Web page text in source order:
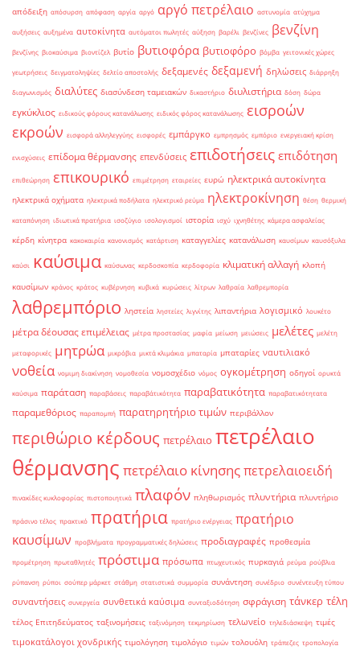
απόδειξη απόσυρση απόφαση αργία αργό αργό πετρέλαιο αστυνομία ατύχημα
αυξήσεις αυξημένα αυτοκίνητα αυτόματοι πωλητές αύξηση βαρέλι βενζίνες βενζίνη
βενζίνης βιοκαύσιμα βιοντίζελ βυτίο βυτιοφόρα βυτιοφόρο βόμβα γειτονικές χώρες
γεωτρήσεις δειγματοληψίες δελτίο αποστολής δεξαμενές δεξαμενή δηλώσεις διάρρηξη
διαγωνισμός διαλύτες διασύνδεση ταμειακών δικαστήριο διυλιστήρια δόση δώρα
εγκύκλιος ειδικούς φόρους κατανάλωσης ειδικός φόρος κατανάλωσης εισροών
εκροών εισφορά αλληλεγγύης εισφορές εμπάργκο εμπρησμός εμπόριο ενεργειακή κρίση
ενισχύσεις επίδομα θέρμανσης επενδύσεις επιδοτήσεις επιδότηση
επιθεώρηση επικουρικό επιμέτρηση εταιρείες ευρώ ηλεκτρικά αυτοκίνητα
ηλεκτρικά οχήματα ηλεκτρικά ποδήλατα ηλεκτρικό ρεύμα ηλεκτροκίνηση θέση θερμική
καταπόνηση ιδιωτικά πρατήρια ισοζύγιο ισολογισμοί ιστορία ισχύ ιχνηθέτης κάμερα ασφαλείας
κέρδη κίνητρα κακοκαιρία κανονισμός κατάρτιση καταγγελίες κατανάλωση καυσίμων καυσόξυλα
καύσι καύσιμα καύσωνας κερδοσκοπία κερδοφορία κλιματική αλλαγή κλοπή
καυσίμων κράνος κράτος κυβέρνηση κυβικά κυρώσεις λίτρων λαθραία λαθρεμπορία
λαθρεμπόριο ληστεία ληστείες λιγνίτης λιπαντήρια λογισμικό λουκέτο
μέτρα δέουσας επιμέλειας μέτρα προστασίας μαφία μείωση μειώσεις μελέτες μελέτη
μεταφορικές μητρώα μικρόβια μικτά κλιμάκια μπαταρία μπαταρίες ναυτιλιακό
νοθεία νομιμη διακίνηση νομοθεσία νομοσχέδιο νόμος ογκομέτρηση οδηγοί ορυκτά
καύσιμα παράταση παραβάσεις παραβάτικότητα παραβατικότητα παραβατικότητατα
παραμεθόριος παραπομπή παρατηρητήριο τιμών περιβάλλον
περιθώριο κέρδους πετρέλαιο πετρέλαιο
θέρμανσης πετρέλαιο κίνησηςπετρελαιοειδή
πινακίδες κυκλοφορίας πιστοποιητικά πλαφόν πληθωρισμός πλυντήρια πλυντήριο
πράσινο τέλος πρακτικό πρατήρια πρατήριο ενέργειας πρατήριο
καυσίμων προβλήματα προγραμματικές δηλώσεις προδιαγραφές προθεσμία
προμέτρηση πρωταθλητές πρόστιμα πρόσωπα πτωχευτικός πυρκαγιά ρεύμα ρούβλια
ρύπανση ρύποι σούπερ μάρκετ στάθμη στατιστικά συμμορία συνάντηση συνέδριο συνέντευξη τύπου
συναντήσεις συνεργεία συνθετικά καύσιμα συνταξιοδότηση σφράγιση τάνκερ τέλη
τέλος Επιτηδεύματος ταξινομήσεις ταξινόμηση τεκμηρίωση τελωνείο τηλεδιάσκεψη τιμές
τιμοκατάλογοι χονδρικής τιμολόγηση τιμολόγιο τιμών τολουόλη τράπεζες τροπολογία